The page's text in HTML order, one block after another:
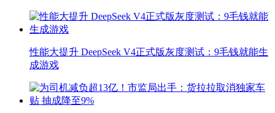
性能大提升 DeepSeek V4正式版灰度测试：9毛钱就能生
成游戏